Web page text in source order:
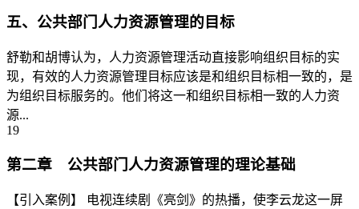
五、公共部门人力资源管理的目标
舒勒和胡博认为，人力资源管理活动直接影响组织目标的实
现，有效的人力资源管理目标应该是和组织目标相一致的，是
为组织目标服务的。他们将这一和组织目标相一致的人力资
源...
19
第二章 公共部门人力资源管理的理论基础
【引入案例】 电视连续剧《亮剑》的热播，使李云龙这一屏